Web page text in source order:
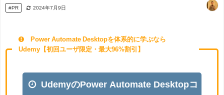
#PR 2024年7月9日
Power Automate Desktopを体系的に学ぶなら
Udemy【初回ユーザ限定・最大96%割引】
UdemyのPower Automate Desktopコ